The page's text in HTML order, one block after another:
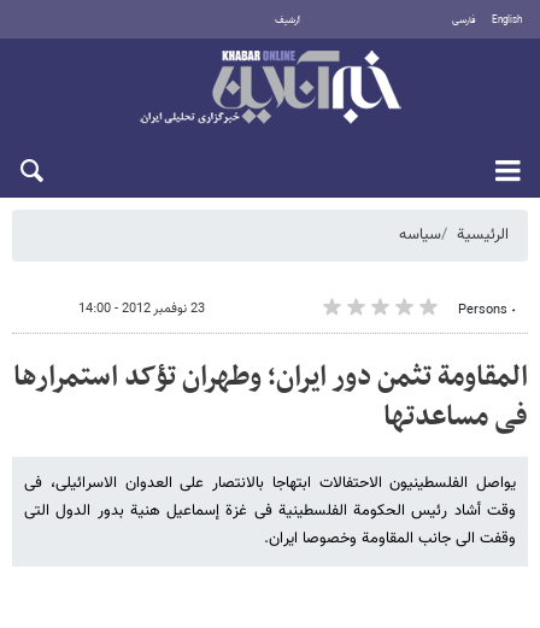
English فارسی أرشيف
الرئيسية سیاسه
٠ Persons 23 نوفمبر 2012 - 14:00
المقاومة تثمن دور ایران؛ وطهران تؤکد استمرارها
فی مساعدتها
یواصل الفلسطینیون الاحتفالات ابتهاجا بالانتصار على العدوان الاسرائیلی، فی
وقت أشاد رئیس الحکومة الفلسطینیة فی غزة إسماعیل هنیة بدور الدول التی
وقفت الى جانب المقاومة وخصوصا ایران.